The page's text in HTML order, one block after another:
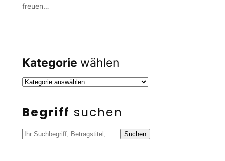
freuen…
Kategorie wählen
Begriff suchen
S
Suchen